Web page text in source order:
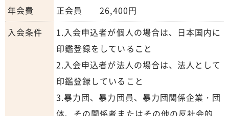
年会費
正会員 26,400円
入会条件
1.入会申込者が個人の場合は、日本国内に
印鑑登録をしていること
2.入会申込者が法人の場合は、法人として
印鑑登録していること
3.暴力団、暴力団員、暴力団関係企業・団